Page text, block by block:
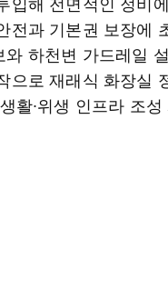
전과 기본권 보장에
와 하천변 가드레일
으로 재래식 화장실
활∙위생 인프라 조